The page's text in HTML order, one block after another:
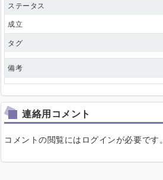
ステータス
成立
タグ
備考
連絡用コメント
コメントの閲覧にはログインが必要です。